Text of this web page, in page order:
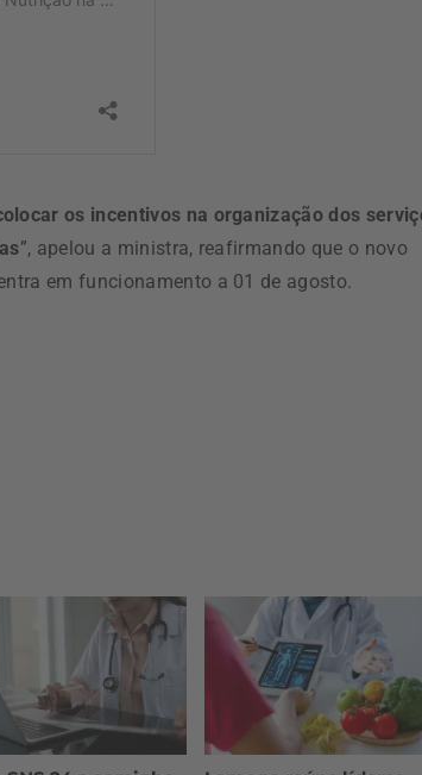
os incentivos na organização dos
”, apelou a ministra, reafirmando que o novo
em funcionamento a 01 de agosto.